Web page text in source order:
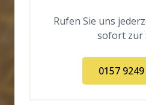
Rufen Sie uns
sofort zur
0157